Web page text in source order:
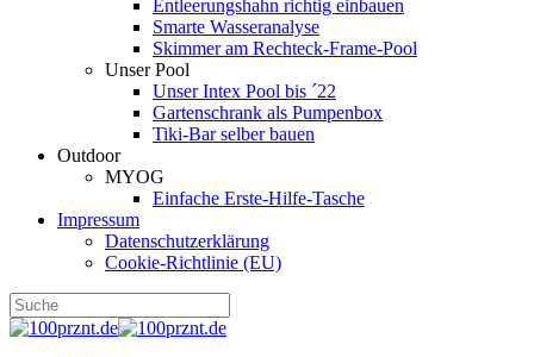
Ent­leerungs­hahn richtig einbauen
Smarte Wasseranalyse
Skimmer am Rechteck-Frame-Pool
Unser Pool
Unser Intex Pool bis ´22
Gartenschrank als Pumpenbox
Tiki-Bar selber bauen
Outdoor
MYOG
Einfache Erste-Hilfe-Tasche
Impressum
Datenschutzerklärung
Cookie-Richtlinie (EU)